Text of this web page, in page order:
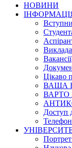
НОВИНИ
Вакансії
Цікаво
ВАША
ВАРТО
Доступ